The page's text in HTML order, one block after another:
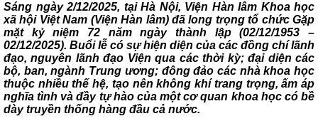
Sáng ngày 2/12/2025, tại Hà Nội, Viện Hàn lâm Khoa học
xã hội Việt Nam (Viện Hàn lâm) đã long trọng tổ chức Gặp
mặt kỷ niệm 72 năm ngày thành lập (02/12/1953 –
02/12/2025). Buổi lễ có sự hiện diện của các đồng chí lãnh
đạo, nguyên lãnh đạo Viện qua các thời kỳ; đại diện các
bộ, ban, ngành Trung ương; đông đảo các nhà khoa học
thuộc nhiều thế hệ, tạo nên không khí trang trọng, ấm áp
nghĩa tình và đầy tự hào của một cơ quan khoa học có bề
dày truyền thống hàng đầu cả nước.